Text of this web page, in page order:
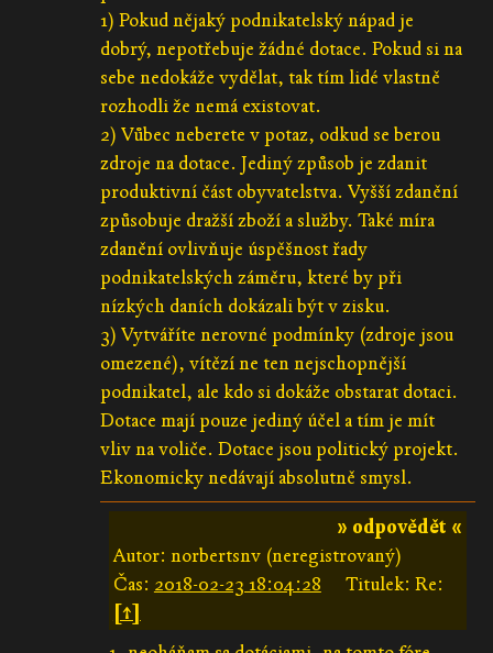
1) Pokud nějaký podnikatelský nápad je
dobrý, nepotřebuje žádné dotace. Pokud si na
sebe nedokáže vydělat, tak tím lidé vlastně
rozhodli že nemá existovat.
2) Vůbec neberete v potaz, odkud se berou
zdroje na dotace. Jediný způsob je zdanit
produktivní část obyvatelstva. Vyšší zdanění
způsobuje dražší zboží a služby. Také míra
zdanění ovlivňuje úspěšnost řady
podnikatelských záměru, které by při
nízkých daních dokázali být v zisku.
3) Vytváříte nerovné podmínky (zdroje jsou
omezené), vítězí ne ten nejschopnější
podnikatel, ale kdo si dokáže obstarat dotaci.
Dotace mají pouze jediný účel a tím je mít
vliv na voliče. Dotace jsou politický projekt.
Ekonomicky nedávají absolutně smysl.
» odpovědět «
Autor: norbertsnv (neregistrovaný)
Čas: 2018-02-23 18:04:28
Titulek: Re:
[↑]